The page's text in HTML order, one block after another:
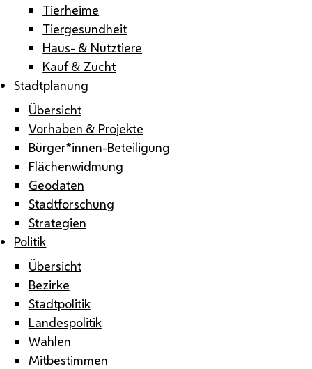
Tierheime
Tiergesundheit
Haus- & Nutztiere
Kauf & Zucht
Stadtplanung
Übersicht
Vorhaben & Projekte
Bürger*innen-Beteiligung
Flächenwidmung
Geodaten
Stadtforschung
Strategien
Politik
Übersicht
Bezirke
Stadtpolitik
Landespolitik
Wahlen
Mitbestimmen